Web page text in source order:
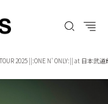
2025 ||:ONE N' ONLY:|| at 日本武